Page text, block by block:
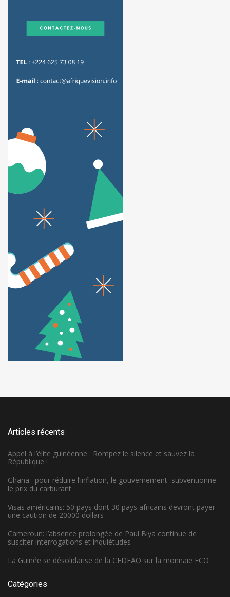
Articles récents
Appel à l’élite guinéenne : Rompez le silence et sauvez la
République !
Ghana : pour réduire l’inflation, le gouvernement subventionne
le prix du carburant
Visas américains: 50 pays dont 30 pays africains devront payer
une caution de 20000 dollars
Cameroun: l’absence prolongée de Paul Biya continue de
susciter interrogations et inquiétudes
La Guinée se désolidarise de la CEDEAO sur la monnaie ECO
Catégories